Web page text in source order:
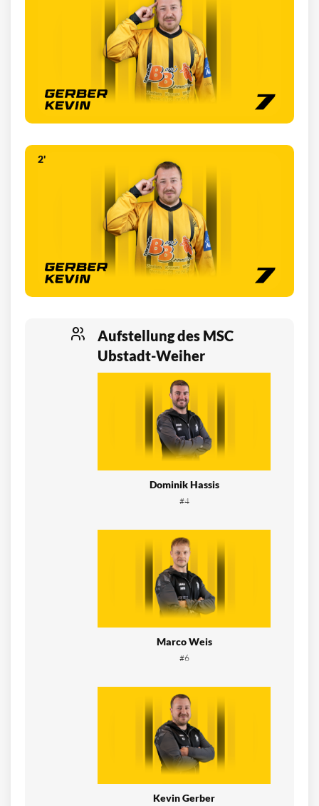
2'
Aufstellung des MSC
Ubstadt-Weiher
Dominik Hassis
#4
Marco Weis
#6
Kevin Gerber